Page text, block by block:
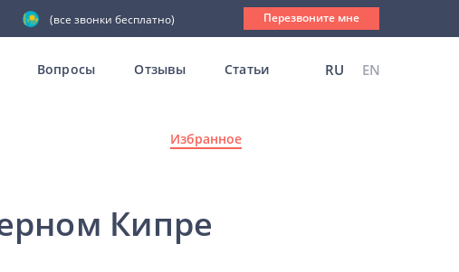
(все звонки бесплатно) Перезвоните мне
Вопросы Отзывы Статьи RU EN
Избранное
Кипре